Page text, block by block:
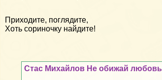
Приходите, поглядите,
Хоть сориночку найдите!
Стас Михайлов Не обижай любовь